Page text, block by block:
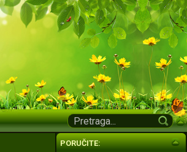
PORUČITE: